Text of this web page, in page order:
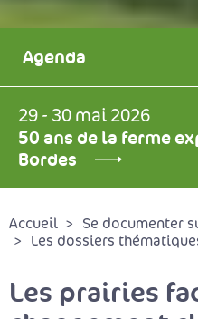
Agenda
29 - 30 mai 2026
50 ans de la ferme
Bordes
Accueil
Se documenter
Les dossiers
Les prairies